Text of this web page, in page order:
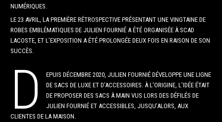
NUMÉRIQUES.
LE 23 AVRIL, LA PREMIÈRE RÉTROSPECTIVE PRÉSENTANT UNE VINGTAINE DE
ROBES EMBLÉMATIQUES DE JULIEN FOURNIÉ A ÉTÉ ORGANISÉE À SCAD
LACOSTE, ET L’EXPOSITION A ÉTÉ PROLONGÉE DEUX FOIS EN RAISON DE SON
SUCCÈS.
D
EPUIS DÉCEMBRE 2020, JULIEN FOURNIÉ DÉVELOPPE UNE LIGNE
DE SACS DE LUXE ET D’ACCESSOIRES. À L’ORIGINE, L’IDÉE ÉTAIT
DE PROPOSER DES SACS À MAIN VUS LORS DES DÉFILÉS DE
JULIEN FOURNIÉ ET ACCESSIBLES, JUSQU’ALORS, AUX
CLIENTES DE LA MAISON.